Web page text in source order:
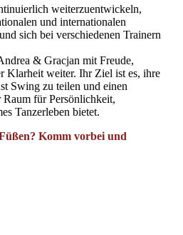
weiterzuentwickeln,
und internationalen
sich bei verschiedenen Trainern
& Gracjan mit Freude,
Klarheit weiter. Ihr Ziel ist es, ihre
Swing zu teilen und einen
für Persönlichkeit,
Tanzerleben bietet.
Komm vorbei und